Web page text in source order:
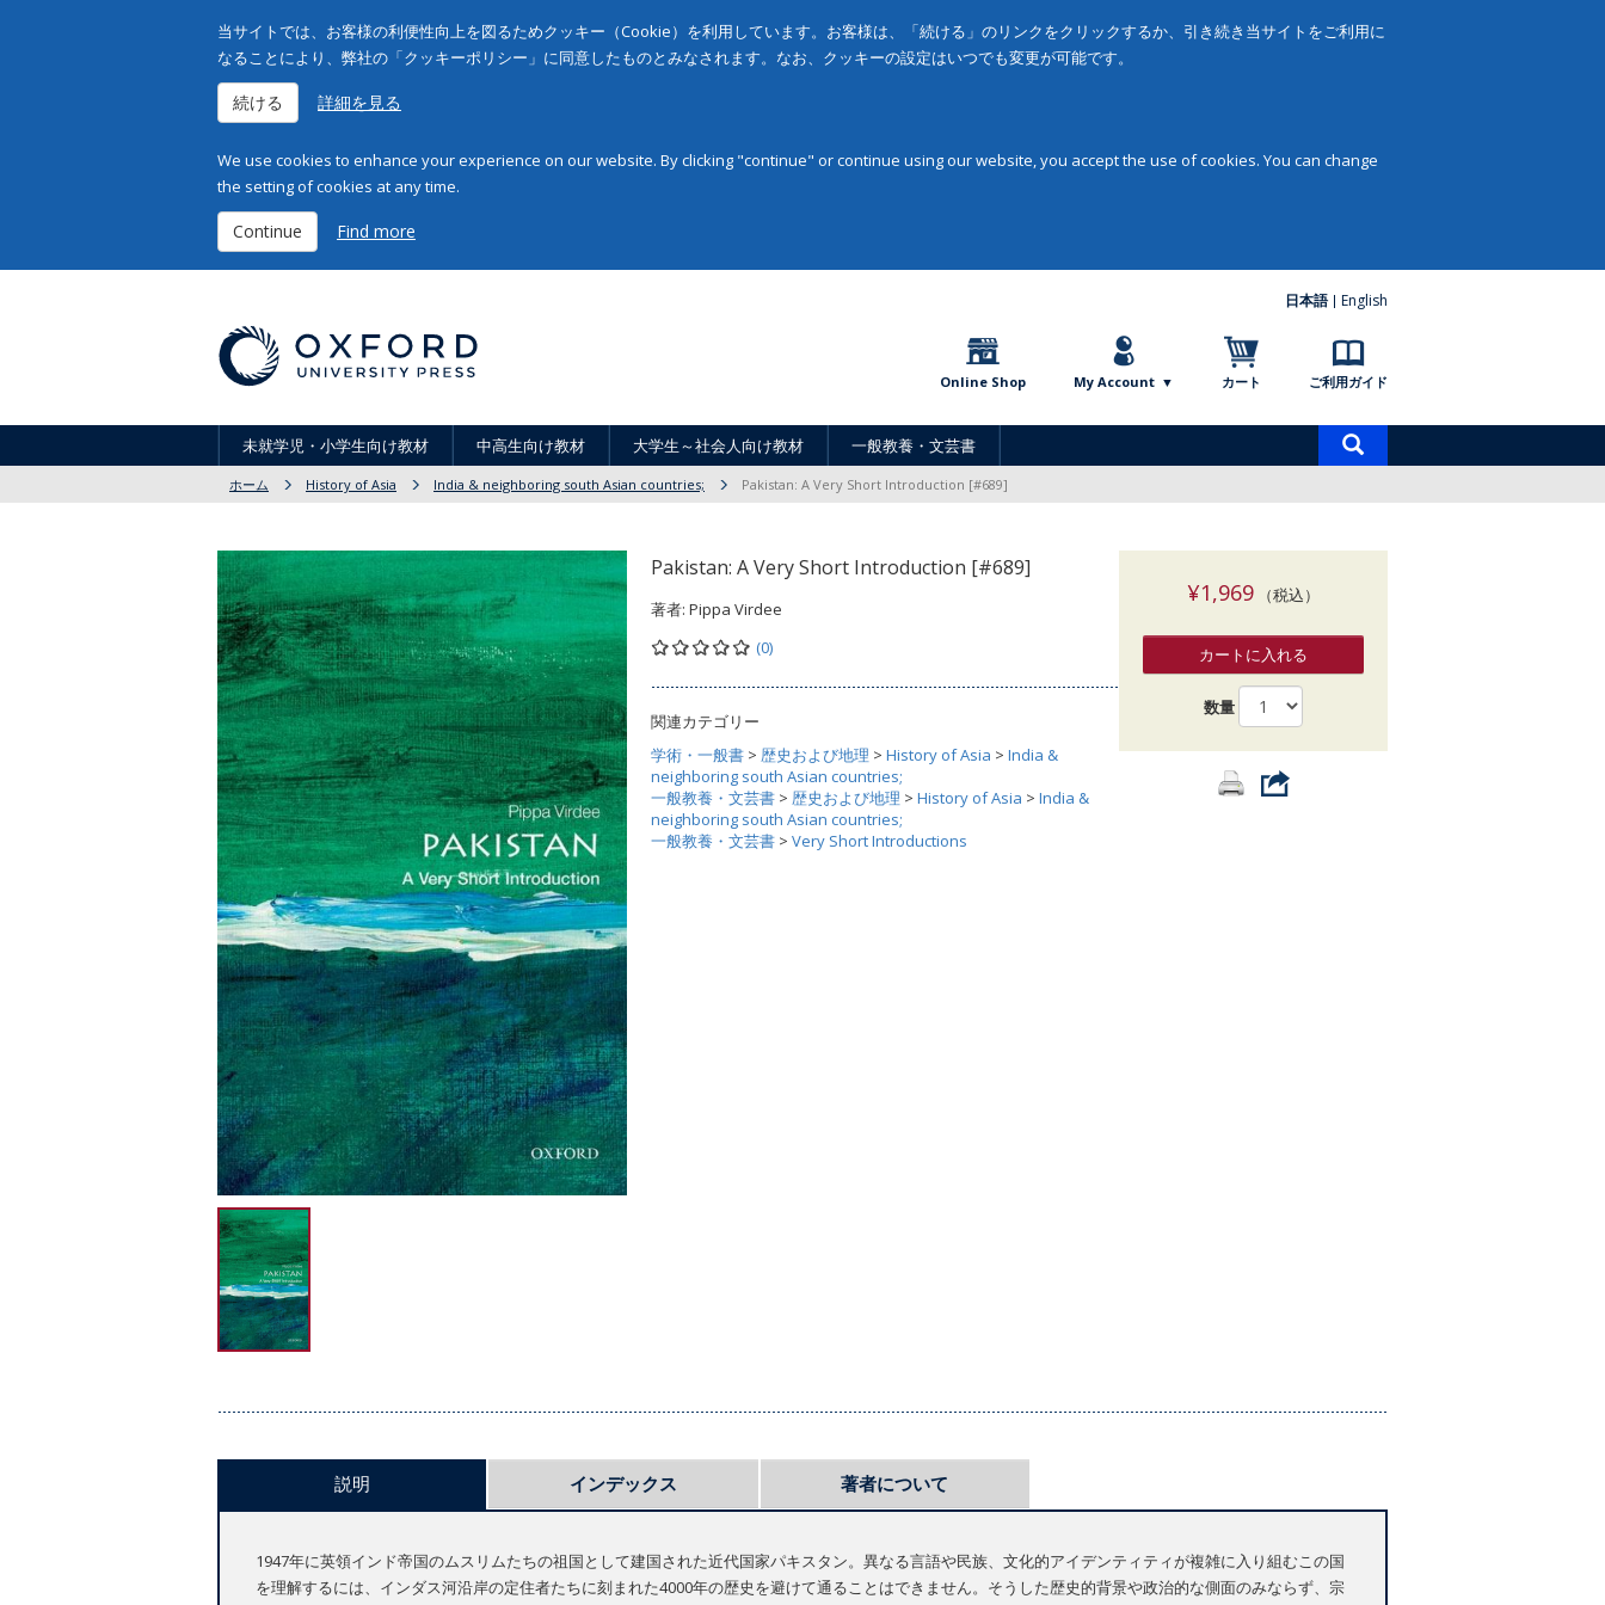
当サイトでは、お客様の利便性向上を図るためクッキー（Cookie）を利用しています。お客様は、「続ける」のリンクをクリックするか、引き続き当サイトをご利用に
なることにより、弊社の「クッキーポリシー」に同意したものとみなされます。なお、クッキーの設定はいつでも変更が可能です。
続ける 詳細を見る
We use cookies to enhance your experience on our website. By clicking "continue" or continue using our website, you accept the use of cookies. You can change
the setting of cookies at any time.
Continue Find more
日本語 English
Online Shop My Account カート ご利用ガイド
未就学児・小学生向け教材 中高生向け教材 大学生～社会人向け教材 一般教養・文芸書
索
ホーム History of Asia India & neighboring south Asian countries; Pakistan: A Very Short Introduction [#689]
Pakistan: A Very Short Introduction [#689]
著者: Pippa Virdee
(0)
関連カテゴリー
学術・一般書 > 歴史および地理 > History of Asia > India &
neighboring south Asian countries;
一般教養・文芸書 > 歴史および地理 > History of Asia > India &
neighboring south Asian countries;
一般教養・文芸書 > Very Short Introductions
¥1,969（税込）
カートに入れる
数量
説明 インデックス 著者について
1947年に英領インド帝国のムスリムたちの祖国として建国された近代国家パキスタン。異なる言語や民族、文化的アイデンティティが複雑に入り組むこの国
を理解するには、インダス河沿岸の定住者たちに刻まれた4000年の歴史を避けて通ることはできません。そうした歴史的背景や政治的な側面のみならず、宗